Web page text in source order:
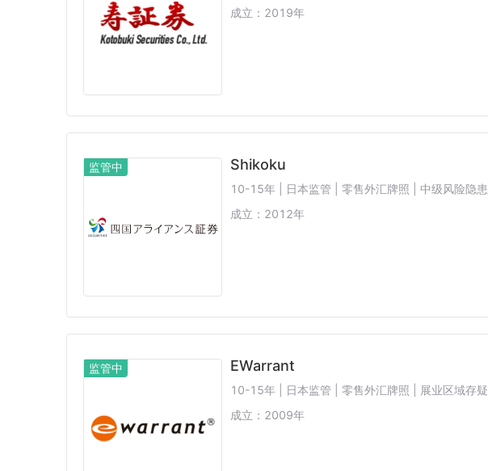
成立： 2019年
监管中 Shikoku
10-15年 | 日本监管 | 零售外汇牌照 | 中级风险隐患
成立： 2012年
监管中 EWarrant
10-15年 | 日本监管 | 零售外汇牌照 | 展业区域存疑
成立： 2009年